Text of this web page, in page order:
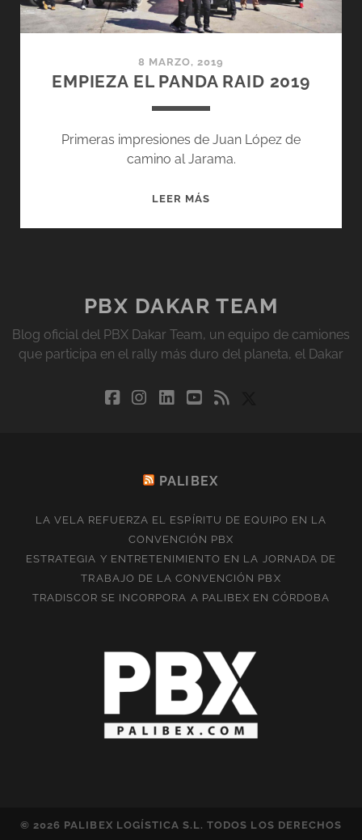
8 MARZO, 2019
EMPIEZA EL PANDA RAID 2019
Primeras impresiones de Juan López de
camino al Jarama.
LEER MÁS
PBX DAKAR TEAM
Blog oficial del PBX Dakar Team, un equipo de camiones
que participa en el rally más duro del planeta, el Dakar
facebook
instagram
linkedin
youtube
rss
PALIBEX
LA VELA REFUERZA EL ESPÍRITU DE EQUIPO EN LA
CONVENCIÓN PBX
ESTRATEGIA Y ENTRETENIMIENTO EN LA JORNADA DE
TRABAJO DE LA CONVENCIÓN PBX
TRADISCOR SE INCORPORA A PALIBEX EN CÓRDOBA
© 2026 PALIBEX LOGÍSTICA S.L. TODOS LOS DERECHOS